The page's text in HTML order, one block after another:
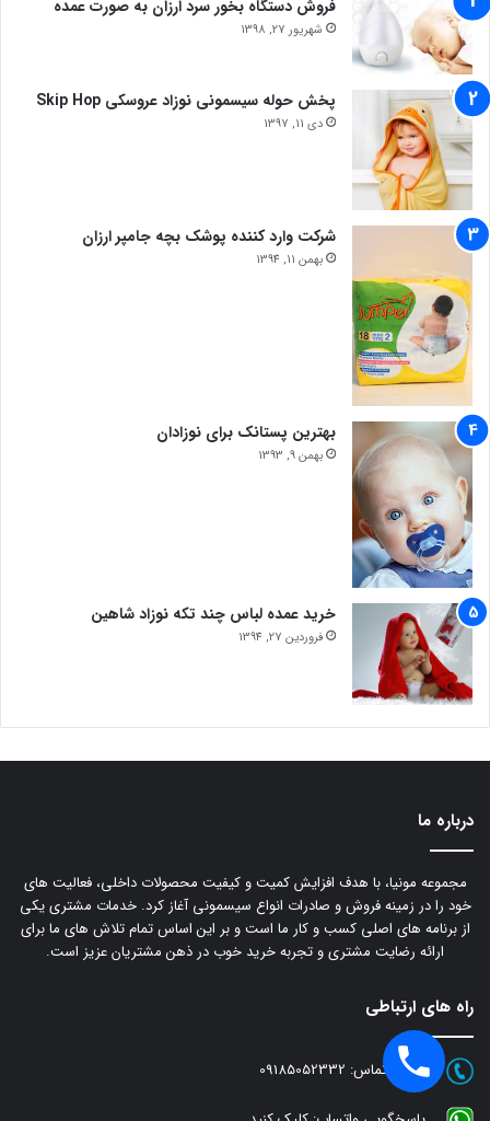
فروش دستگاه بخور سرد ارزان به صورت عمده
شهریور 27, 1398
پخش حوله سیسمونی نوزاد عروسکی Skip Hop
دی 11, 1397
شرکت وارد کننده پوشک بچه جامپر ارزان
بهمن 11, 1394
بهترین پستانک برای نوزادان
بهمن 9, 1393
خرید عمده لباس چند تکه نوزاد شاهین
فروردین 27, 1394
درباره ما
مجموعه مونیا، با هدف افزایش کمیت و کیفیت محصولات داخلی، فعالیت های
خود را در زمینه فروش و صادرات انواع سیسمونی آغاز کرد. خدمات مشتری یکی
از برنامه های اصلی کسب و کار ما است و بر این اساس تمام تلاش های ما برای
ارائه رضایت مشتری و تجربه خرید خوب در ذهن مشتریان عزیز است.
راه های ارتباطی
شماره تماس: 09185052332